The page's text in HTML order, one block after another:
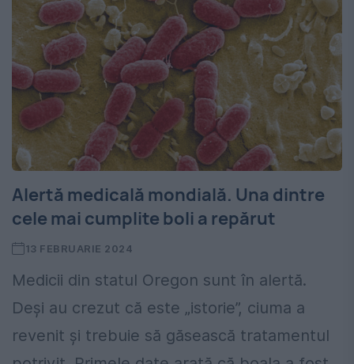
Alertă medicală mondială. Una dintre
cele mai cumplite boli a repărut
13 FEBRUARIE 2024
Medicii din statul Oregon sunt în alertă.
Deși au crezut că este „istorie”, ciuma a
revenit și trebuie să găsească tratamentul